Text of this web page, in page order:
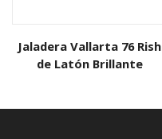
Jaladera Vallarta 76 Rish
de Latón Brillante